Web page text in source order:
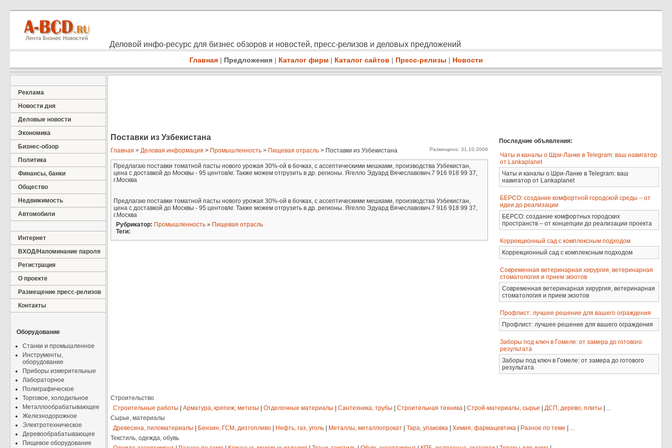
Деловой инфо-ресурс для бизнес обзоров и новостей, пресс-релизов и деловых предложений
Главная | Предложения | Каталог фирм | Каталог сайтов | Пресс-релизы | Новости
Реклама
Новости дня
Деловые новости
Экономика
Бизнес-обзор
Политика
Финансы, банки
Общество
Недвижимость
Автомобили
Интернет
ВХОД/Напоминание пароля
Регистрация
О проекте
Размещение пресс-релизов
Контакты
Оборудование
Станки и промышленное
Инструменты,
оборудование
Приборы измерительные
Лабораторное
Полиграфическое
Торговое, холодильное
Металлообрабатывающее
Железнодорожное
Электротехническое
Деревообрабатывающее
Пищевое оборудование
Поставки из Узбекистана
Главная > Деловая информация > Промышленность > Пищевая отрасль > Поставки из Узбекистана Размещено: 31.10.2006
Предлагаю поставки томатной пасты нового урожая 30%-ой в бочках, с ассептическими мешками, производства Узбекистан,
цена с доставкой до Москвы - 95 центов/кг. Также можем отгрузить в др. регионы. Ягелло Эдуард Вячеславович.7 916 918 99 37,
г.Москва
Предлагаю поставки томатной пасты нового урожая 30%-ой в бочках, с ассептическими мешками, производства Узбекистан,
цена с доставкой до Москвы - 95 центов/кг. Также можем отгрузить в др. регионы. Ягелло Эдуард Вячеславович.7 916 918 99 37,
г.Москва
Рубрикатор: Промышленность » Пищевая отрасль
Теги:
Последние объявления:
Чаты и каналы о Шри-Ланке в Telegram: ваш навигатор
от Lankaplanet
Чаты и каналы о Шри-Ланке в Telegram: ваш
навигатор от Lankaplanet
БЕРСО: создание комфортной городской среды – от
идеи до реализации
БЕРСО: создание комфортных городских
пространств – от концепции до реализации проекта
Коррекционный сад с комплексным подходом
Коррекционный сад с комплексным подходом
Современная ветеринарная хирургия, ветеринарная
стоматология и прием экзотов
Современная ветеринарная хирургия, ветеринарная
стоматология и прием экзотов
Профлист: лучшее решение для вашего ограждения
Профлист: лучшее решение для вашего ограждения
Заборы под ключ в Гомеле: от замера до готового
результата
Заборы под ключ в Гомеле: от замера до готового
результата
Строительство
Строительные работы
Арматура, крепеж, метизы Отделочные материалы Сантехника, трубы Строительная техника Строй-материалы, сырье ДСП, дерево, плиты
...
Сырье, материалы
Древесина, пиломатериалы
Бензин, ГСМ, дизтопливо Нефть, газ, уголь Металлы, металлопрокат Тара, упаковка Химия, фармацевтика Разное по теме
...
Текстиль, одежда, обувь